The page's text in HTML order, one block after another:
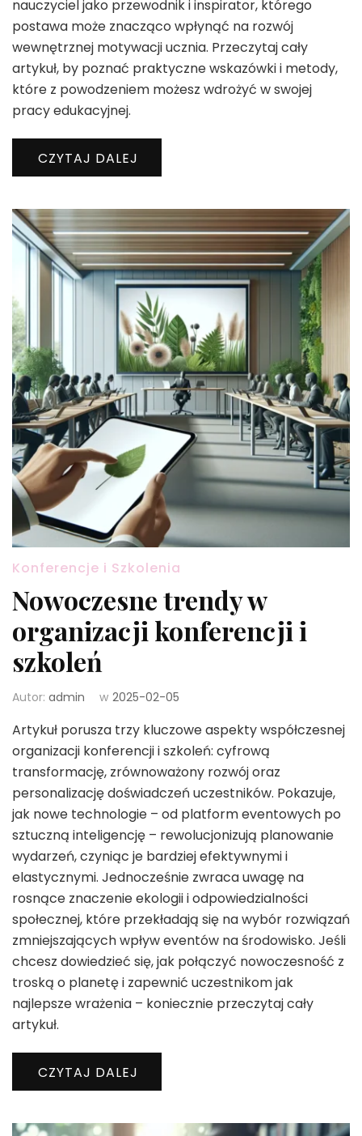
nauczyciel jako przewodnik i inspirator, którego
postawa może znacząco wpłynąć na rozwój
wewnętrznej motywacji ucznia. Przeczytaj cały
artykuł, by poznać praktyczne wskazówki i metody,
które z powodzeniem możesz wdrożyć w swojej
pracy edukacyjnej.
CZYTAJ DALEJ
Konferencje i Szkolenia
Nowoczesne trendy w
organizacji konferencji i
szkoleń
Autor: admin w 2025-02-05
Artykuł porusza trzy kluczowe aspekty współczesnej
organizacji konferencji i szkoleń: cyfrową
transformację, zrównoważony rozwój oraz
personalizację doświadczeń uczestników. Pokazuje,
jak nowe technologie – od platform eventowych po
sztuczną inteligencję – rewolucjonizują planowanie
wydarzeń, czyniąc je bardziej efektywnymi i
elastycznymi. Jednocześnie zwraca uwagę na
rosnące znaczenie ekologii i odpowiedzialności
społecznej, które przekładają się na wybór rozwiązań
zmniejszających wpływ eventów na środowisko. Jeśli
chcesz dowiedzieć się, jak połączyć nowoczesność z
troską o planetę i zapewnić uczestnikom jak
najlepsze wrażenia – koniecznie przeczytaj cały
artykuł.
CZYTAJ DALEJ